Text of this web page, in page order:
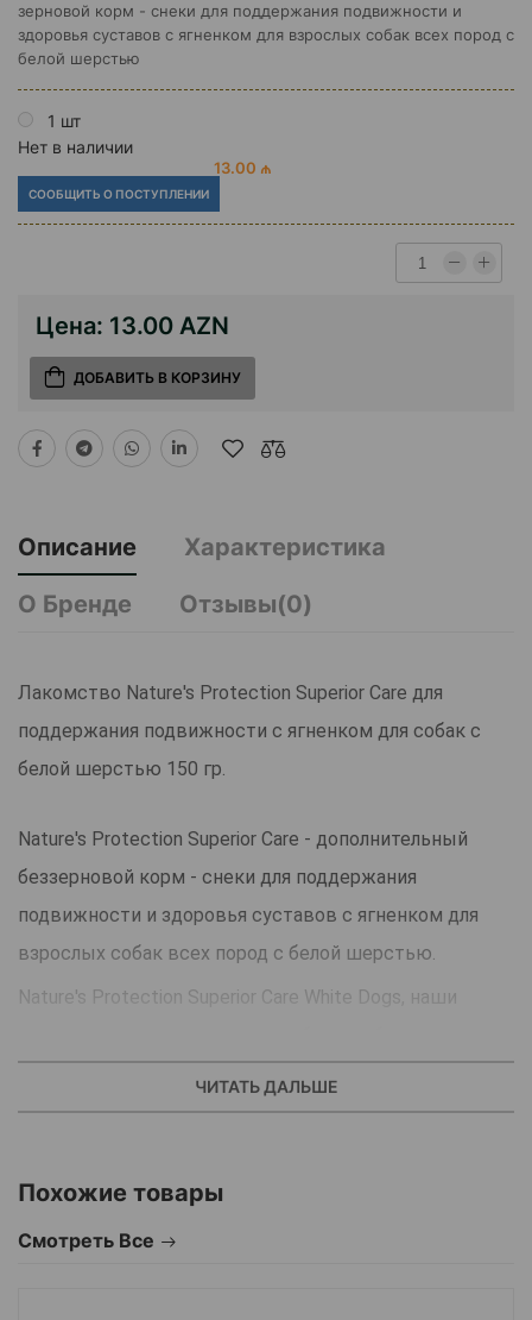
зерновой корм - снеки для поддержания подвижности и
здоровья суставов с ягненком для взрослых собак всех пород с
белой шерстью
1 шт
Нет в наличии
13.00 ₼
СООБЩИТЬ О ПОСТУПЛЕНИИ
Цена: 13.00 AZN
ДОБАВИТЬ В КОРЗИНУ
Описание
Характеристика
О Бренде
Отзывы(0)
Лакомство Nature's Protection Superior Care для
поддержания подвижности с ягненком для собак с
белой шерстью 150 гр.
Nature's Protection Superior Care - дополнительный
беззерновой корм - снеки для поддержания
подвижности и здоровья суставов с ягненком для
взрослых собак всех пород с белой шерстью.
Nature's Protection Superior Care White Dogs, наши
подвижности и здоровья суставов взрослых собак с
Страна производитель: Литва.
ЧИТАТЬ ДАЛЬШЕ
Похожие товары
Смотреть Все